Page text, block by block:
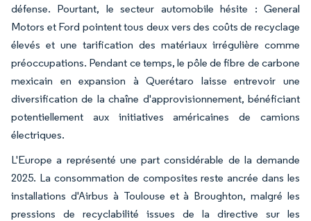
défense. Pourtant, le secteur automobile hésite : General
Motors et Ford pointent tous deux vers des coûts de recyclage
élevés et une tarification des matériaux irrégulière comme
préoccupations. Pendant ce temps, le pôle de fibre de carbone
mexicain en expansion à Querétaro laisse entrevoir une
diversification de la chaîne d'approvisionnement, bénéficiant
potentiellement aux initiatives américaines de camions
électriques.
L'Europe a représenté une part considérable de la demande
2025. La consommation de composites reste ancrée dans les
installations d'Airbus à Toulouse et à Broughton, malgré les
pressions de recyclabilité issues de la directive sur les